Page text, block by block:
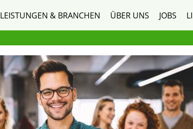
LEISTUNGEN & BRANCHEN ÜBER UNS JOBS